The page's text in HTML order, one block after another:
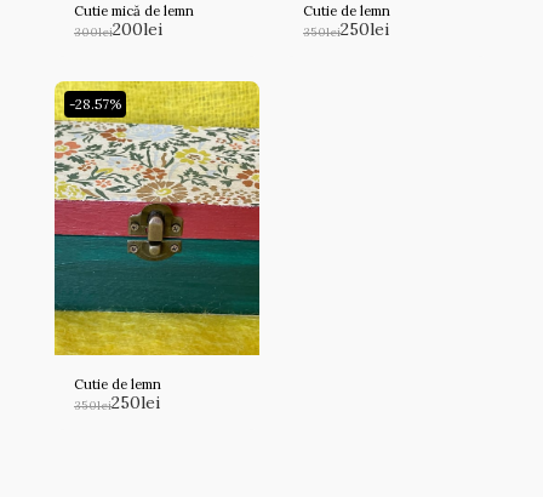
Cutie mică de lemn
300lei200lei
Cutie de lemn
350lei250lei
-28.57%
Cutie de lemn
350lei250lei